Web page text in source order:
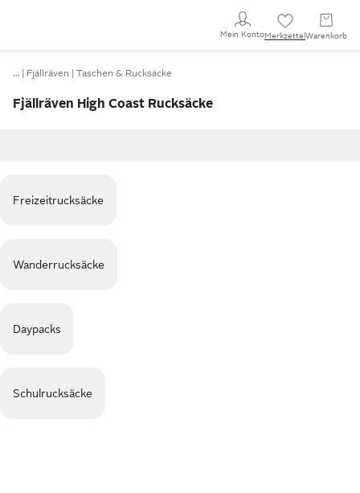
Mein KontoMerkzettel Warenkorb
… Fjällräven Taschen & Rucksäcke
Fjällräven High Coast Rucksäcke
Freizeitrucksäcke
Wanderrucksäcke
Daypacks
Schulrucksäcke